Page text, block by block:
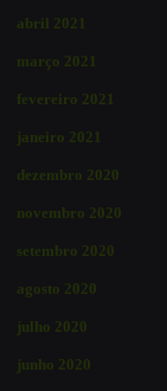
abril 2021
março 2021
fevereiro 2021
janeiro 2021
dezembro 2020
novembro 2020
setembro 2020
agosto 2020
julho 2020
junho 2020